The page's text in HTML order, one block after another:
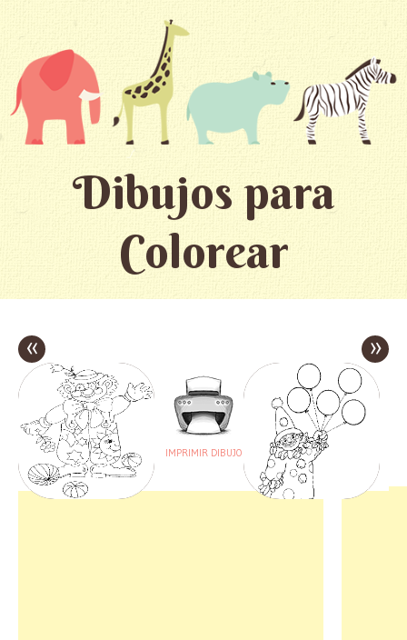
Dibujos para
Colorear
«
IMPRIMIR DIBUJO
»